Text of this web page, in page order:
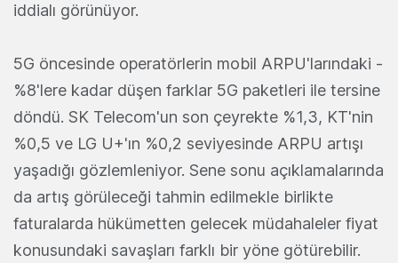
iddialı görünüyor.
5G öncesinde operatörlerin mobil ARPU'larındaki -
%8'lere kadar düşen farklar 5G paketleri ile tersine
döndü. SK Telecom'un son çeyrekte %1,3, KT'nin
%0,5 ve LG U+'ın %0,2 seviyesinde ARPU artışı
yaşadığı gözlemleniyor. Sene sonu açıklamalarında
da artış görüleceği tahmin edilmekle birlikte
faturalarda hükümetten gelecek müdahaleler fiyat
konusundaki savaşları farklı bir yöne götürebilir.